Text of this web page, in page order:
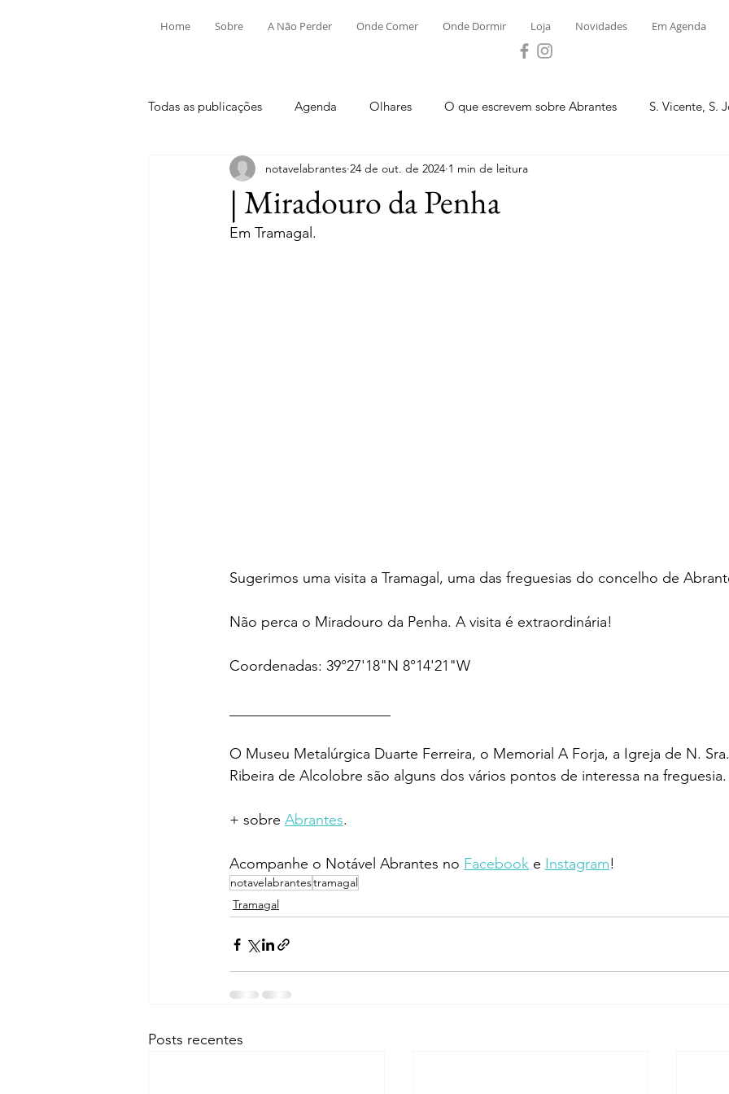
Home Sobre A Não Perder Onde Comer Onde Dormir Loja Novidades Em Agenda
Todas as publicações Agenda Olhares O que escrevem sobre Abrantes S. Vicente, S.
Aldeia do Mato e Souto Alvega e Concavada Bemposta
Mouriscas Pego
| Miradouro da Penha
notavelabrantes 24 de out. de 2024 1 min de leitura
Em Tramagal.
Sugerimos uma visita a Tramagal, uma das freguesias do concelho de
Não perca o Miradouro da Penha. A visita é extraordinária!
Coordenadas: 39°27'18"N 8°14'21"W
O Museu Metalúrgica Duarte Ferreira, o Memorial A Forja, a Igreja de N.
Ribeira de Alcolobre são alguns dos vários pontos de interessa na
+ sobre Abrantes.
Acompanhe o Notável Abrantes no Facebook e Instagram!
notavelabrantestramagal
Tramagal
Posts recentes